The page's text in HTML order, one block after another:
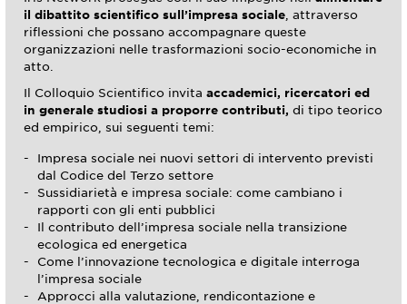
il dibattito scientifico sull’impresa sociale , attraverso
riflessioni che possano accompagnare queste
organizzazioni nelle trasformazioni socio-economiche in
atto.
Il Colloquio Scientifico invita accademici, ricercatori ed
in generale studiosi a proporre contributi, di tipo teorico
ed empirico, sui seguenti temi:
Impresa sociale nei nuovi settori di intervento previsti
dal Codice del Terzo settore
Sussidiarietà e impresa sociale: come cambiano i
rapporti con gli enti pubblici
Il contributo dell’impresa sociale nella transizione
ecologica ed energetica
Come l’innovazione tecnologica e digitale interroga
l’impresa sociale
Approcci alla valutazione, rendicontazione e